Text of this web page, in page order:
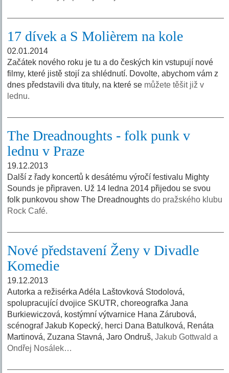
17 dívek a S Molièrem na kole
02.01.2014
Začátek nového roku je tu a do českých kin vstupují nové
filmy, které jistě stojí za shlédnutí. Dovolte, abychom vám z
dnes představili dva tituly, na které se můžete těšit již v
lednu.
The Dreadnoughts - folk punk v
lednu v Praze
19.12.2013
Další z řady koncertů k desátému výročí festivalu Mighty
Sounds je připraven. Už 14 ledna 2014 přijedou se svou
folk punkovou show The Dreadnoughtsdo pražského klubu
Rock Café.
Nové představení Ženy v Divadle
Komedie
19.12.2013
Autorka a režisérka Adéla Laštovková Stodolová,
spolupracující dvojice SKUTR, choreografka Jana
Burkiewiczová, kostýmní výtvarnice Hana Zárubová,
scénograf Jakub Kopecký, herci Dana Batulková, Renáta
Martinová, Zuzana Stavná, Jaro Ondruš,Jakub Gottwald a
Ondřej Nosálek…